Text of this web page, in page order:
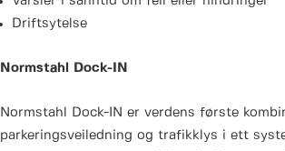
Driftsytelse
Normstahl Dock-IN
Normstahl Dock-IN er verdens første
parkeringsveiledning og trafikklys i ett